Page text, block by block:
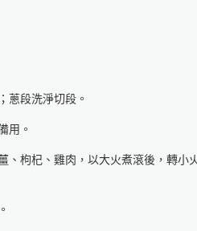
蔥段洗淨切段。
用。
、枸杞、雞肉，以大火煮滾後，轉小